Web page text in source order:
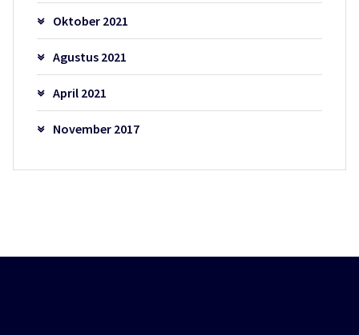
Oktober 2021
Agustus 2021
April 2021
November 2017